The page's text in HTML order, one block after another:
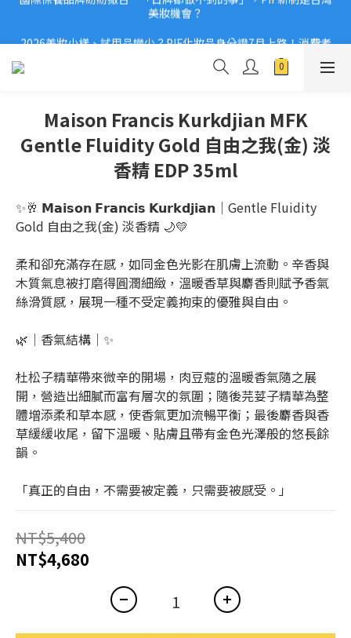
2026美妝小樣、試用品變少？PIF化妝品身分證7月上路！消費者
2026美妝小樣、試用品變少？PIF化妝品身分證7月上路！消費者
Maison Francis Kurkdjian MFK
Gentle Fluidity Gold 自由之我(金) 淡
香精 EDP 35ml
✨🥂 𝗠𝗮𝗶𝘀𝗼𝗻 𝗙𝗿𝗮𝗻𝗰𝗶𝘀 𝗞𝘂𝗿𝗸𝗱𝗷𝗶𝗮𝗻｜Gentle Fluidity
Gold 自由之我(金) 淡香精 🌙💛
柔和卻充滿存在感，如同金色光影在肌膚上流動。辛香與
木質氣息被打磨得圓潤細緻，溫暖香草與麝香則賦予香氣
絲滑質感，展現一種不受定義拘束的優雅與自由。
🌿｜香氣結構｜✨
杜松子精華帶來微辛的開場，肉豆蔻的溫暖香氣隨之展
開，營造出細膩而富有層次的氛圍；隨後芫荽子精華為整
體增添柔和草本感，使香氣更加流暢平衡；最後麝香與香
草緩緩收尾，留下溫暖、貼膚且帶有金色光澤般的悠長餘
韻。
「真正的自由，不需要被定義，只需要被感受。」
NT$5,400
NT$4,680